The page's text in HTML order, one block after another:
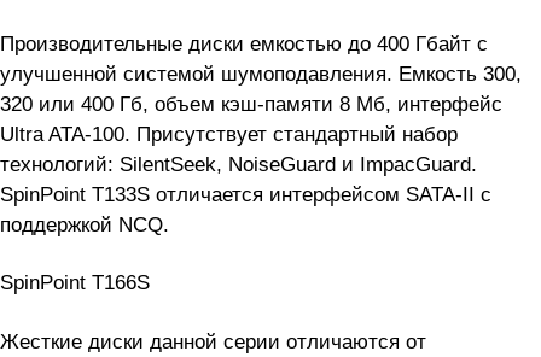
Производительные диски емкостью до 400 Гбайт с
улучшенной системой шумоподавления. Емкость 300,
320 или 400 Гб, объем кэш-памяти 8 Мб, интерфейс
Ultra ATA-100. Присутствует стандартный набор
технологий: SilentSeek, NoiseGuard и ImpacGuard.
SpinPoint T133S отличается интерфейсом SATA-II с
поддержкой NCQ.
SpinPoint T166S
Жесткие диски данной серии отличаются от